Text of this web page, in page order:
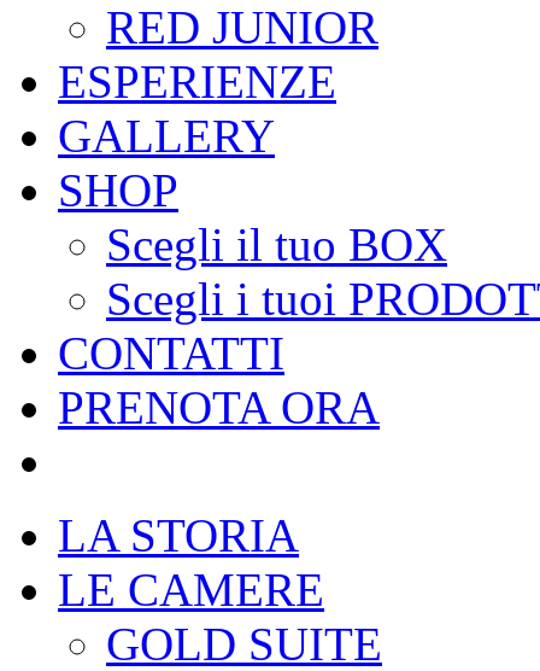
RED JUNIOR
ESPERIENZE
GALLERY
SHOP
Scegli il tuo BOX
Scegli i tuoi
CONTATTI
PRENOTA ORA
LA STORIA
LE CAMERE
GOLD SUITE